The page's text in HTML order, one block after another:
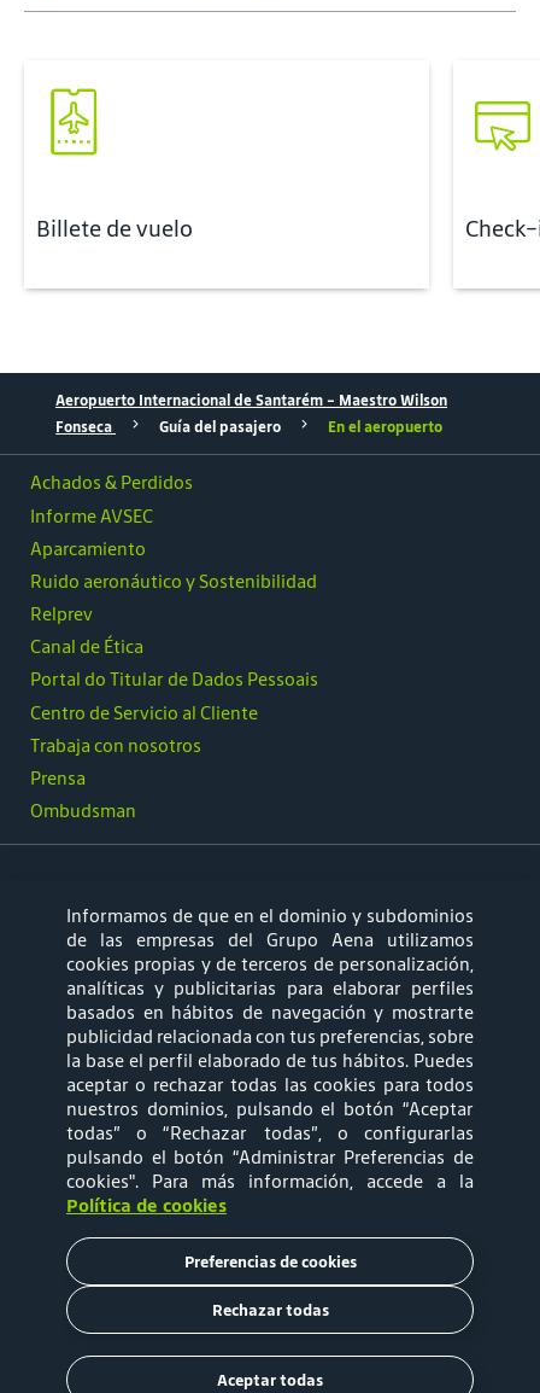
Billete de vuelo
Aeropuerto Internacional de Santarém – Maestro Wilson
Fonseca
Guía del pasajero En el aeropuerto
Ombudsman
Achados & Perdidos
Informe AVSEC
Aparcamiento
Ruido aeronáutico y Sostenibilidad
Relprev
Canal de Ética
Portal do Titular de Dados Pessoais
Centro de Servicio al Cliente
Trabaja con nosotros
Prensa
síguenos
Mapa web
Política de privacidad
Política de Cookies
Términos y
Tarifas
Copyright © 2020 Aena Brasil
Informamos de que en el dominio y subdominios
de las empresas del Grupo Aena utilizamos
cookies propias y de terceros de personalización,
analíticas y publicitarias para elaborar perfiles
basados en hábitos de navegación y mostrarte
publicidad relacionada con tus preferencias, sobre
la base el perfil elaborado de tus hábitos. Puedes
aceptar o rechazar todas las cookies para todos
nuestros dominios, pulsando el botón “Aceptar
todas” o “Rechazar todas”, o configurarlas
pulsando el botón “Administrar Preferencias de
cookies". Para más información, accede a la
Política de cookies
Preferencias de cookies
Rechazar todas
Aceptar todas